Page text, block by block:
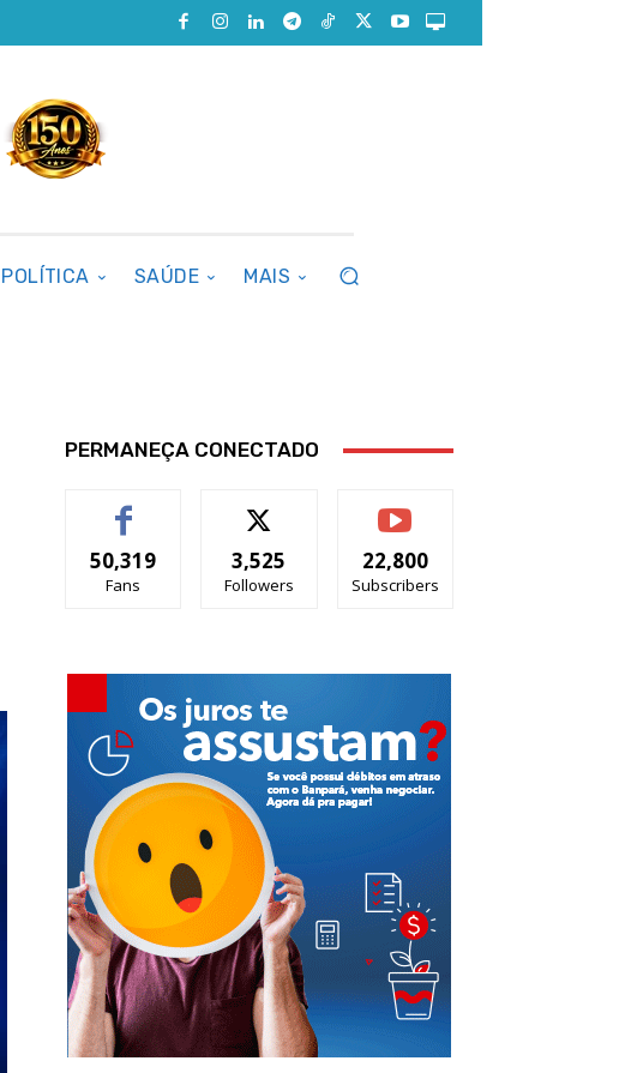
POLÍTICA SAÚDE MAIS
PERMANEÇA CONECTADO
50,319
Fans
3,525
Followers
22,800
Subscribers